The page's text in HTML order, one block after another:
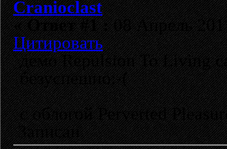
Cranioclast
«Ответ #1 :08 Апрель
Цитировать
демо Repulsion To Living
безуспешно:-(
с облогой Perverted
Записан